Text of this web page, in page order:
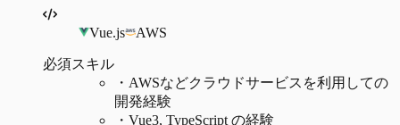
Vue.js AWS
必須スキル
・ AWSなどクラウドサービスを利用しての
開発経験
・ Vue3, TypeScript の経験